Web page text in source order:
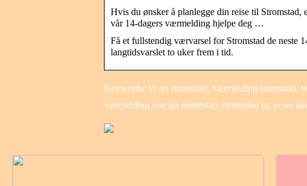
Hvis du ønsker å planlegge din reise til
vår 14-dagers værmelding hjelpe deg …
Få et fullstendig værvarsel for Stromstad de neste
langtidsvarslet to uker frem i tid.
Keywords: yr no strømstad, værmelding strømstad,
værmelding sverige strømstad, strømstad yr, yr no